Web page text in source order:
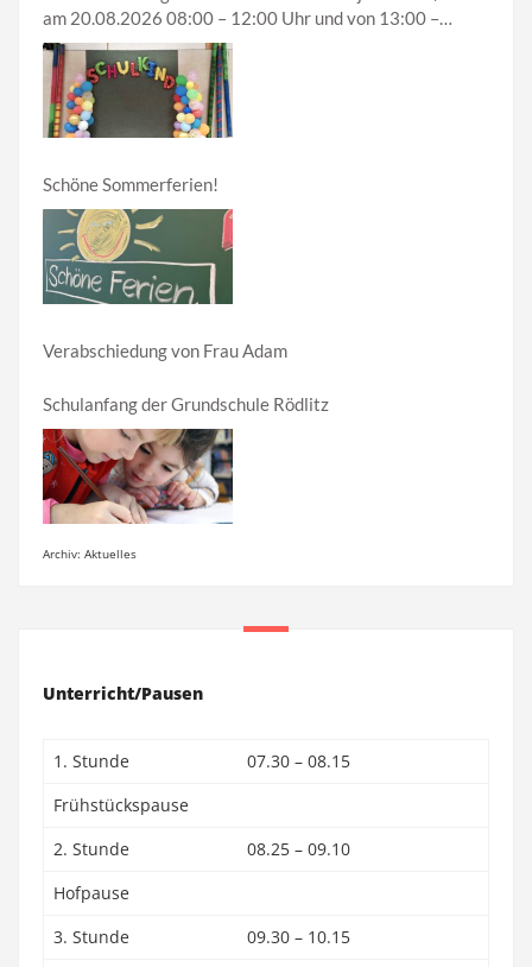
am 20.08.2026 08:00 – 12:00 Uhr und von 13:00 –
18:00 Uhr
Schöne Sommerferien!
Verabschiedung von Frau Adam
Schulanfang der Grundschule Rödlitz
Archiv: Aktuelles
Unterricht/Pausen
1. Stunde
07.30 – 08.15
Frühstückspause
2. Stunde
08.25 – 09.10
Hofpause
3. Stunde
09.30 – 10.15